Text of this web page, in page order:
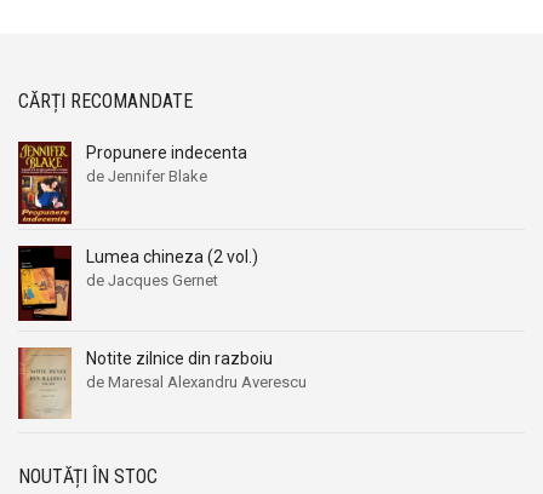
CĂRȚI RECOMANDATE
Propunere indecenta
de Jennifer Blake
Lumea chineza (2 vol.)
de Jacques Gernet
Notite zilnice din razboiu
de Maresal Alexandru Averescu
NOUTĂȚI ÎN STOC